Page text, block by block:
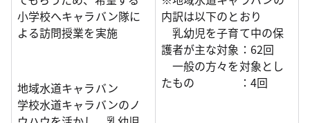
小学校へキャラバン隊に
よる訪問授業を実施
地域水道キャラバン
学校水道キャラバンのノ
内訳は以下のとおり
乳幼児を子育て中の保
護者が主な対象：62回
一般の方々を対象とし
たもの ：4回